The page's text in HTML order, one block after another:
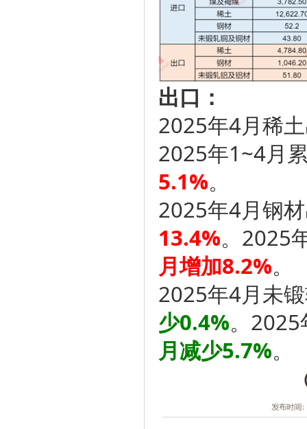
出口：
2025年4月稀
2025年1~4月
5.1%。
2025年4月钢
13.4%。2025
月增加8.2%。
2025年4月未
少0.4%。
月减少5.7%。